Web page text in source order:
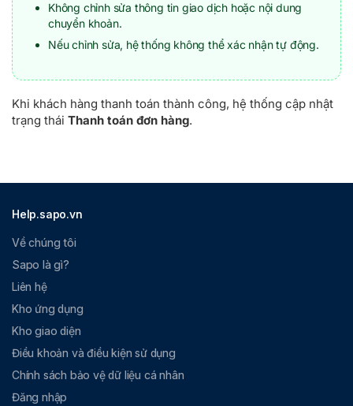
Không chỉnh sửa thông tin giao dịch hoặc nội dung
chuyển khoản.
Nếu chỉnh sửa, hệ thống không thể xác nhận tự động.
Khi khách hàng thanh toán thành công, hệ thống cập nhật
trạng thái Thanh toán đơn hàng.
Help.sapo.vn
Về chúng tôi
Sapo là gì?
Liên hệ
Kho ứng dụng
Kho giao diện
Điều khoản và điều kiện sử dụng
Chính sách bảo vệ dữ liệu cá nhân
Đăng nhập